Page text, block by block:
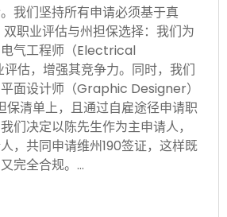
我们坚持所有申请必须基于真
职业评估与州担保选择：我们为
气工程师（Electrical
估，增强其竞争力。同时，我们
面设计师（Graphic Designer）
保清单上，且通过自雇途径申请职
们决定以陈先生作为主申请人，
，共同申请维州190签证，这样既
完全合规。…